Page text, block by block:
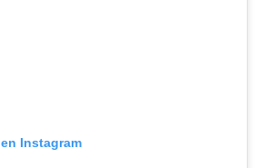
Instagram